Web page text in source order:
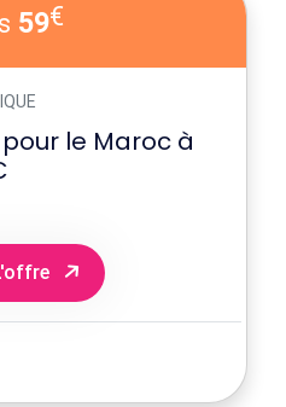
59€
le Maroc à